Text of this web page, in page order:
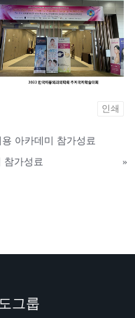
인쇄
아카데미 참가성료
참가성료
»
그룹